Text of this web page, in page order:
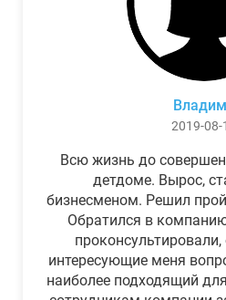
2019-08-
Всю жизнь до
детдоме. Вырос,
бизнесменом. Решил
Обратился в
проконсультировали,
интересующие меня
наиболее подходящий